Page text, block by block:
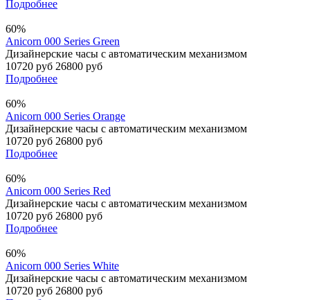
Подробнее
60%
Anicorn 000 Series Green
Дизайнерские часы с автоматическим механизмом
10720 руб 26800 руб
Подробнее
60%
Anicorn 000 Series Orange
Дизайнерские часы с автоматическим механизмом
10720 руб 26800 руб
Подробнее
60%
Anicorn 000 Series Red
Дизайнерские часы с автоматическим механизмом
10720 руб 26800 руб
Подробнее
60%
Anicorn 000 Series White
Дизайнерские часы с автоматическим механизмом
10720 руб 26800 руб